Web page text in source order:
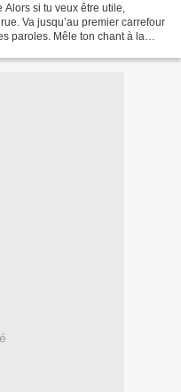
si tu veux être utile,
Va jusqu’au premier carrefour
paroles. Mêle ton chant à la